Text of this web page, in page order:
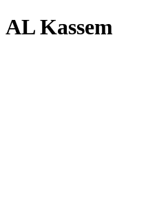
AL Kassem